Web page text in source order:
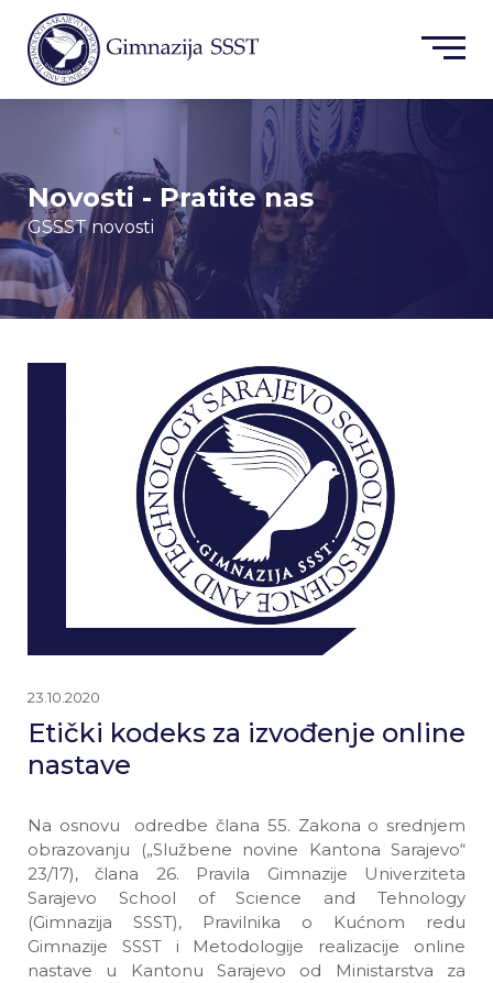
Novosti - Pratite nas
GSSST novosti
23.10.2020
Etički kodeks za izvođenje online
nastave
Na osnovu odredbe člana 55. Zakona o srednjem
obrazovanju („Službene novine Kantona Sarajevo“
23/17), člana 26. Pravila Gimnazije Univerziteta
Sarajevo School of Science and Tehnology
(Gimnazija SSST), Pravilnika o Kućnom redu
Gimnazije SSST i Metodologije realizacije online
nastave u Kantonu Sarajevo od Ministarstva za